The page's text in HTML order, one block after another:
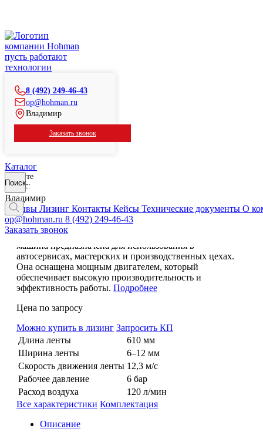
пусть работают
технологии
8 (492) 249-46-43
op@hohman.ru
Владимир
Заказать звонок
Каталог
Введите
запрос:
Поиск
Владимир
Отзывы Лизинг Контакты Кейсы Технические документы О
op@hohman.ru 8 (492) 249-46-43
Заказать звонок
Ручной инструмент
Пневматические машины
Машина пневматическая, длина ленты 610 мм
Пневматическая ленточно-шлифовальная машина
предназначена для использования в автосервисах,
мастерских и производственных цехах. Она оснащена
мощным двигателем, который обеспечивает высокую
производительность и эффективность работы.
Машина пневматическая, длина
ленты 610 мм
Пневматическая ленточно-шлифовальная
машина предназначена для использования в
автосервисах, мастерских и производственных цехах.
Она оснащена мощным двигателем, который
обеспечивает высокую производительность и
эффективность работы. Подробнее
Цена по запросу
Можно купить в лизинг Запросить КП
Длина ленты
610 мм
Ширина ленты
6–12 мм
Скорость движения ленты 12,3 м/с
Рабочее давление
6 бар
Расход воздуха
120 л/мин
Все характеристики Комплектация
Описание